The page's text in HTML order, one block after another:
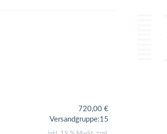
720,00 €
Versandgruppe:15